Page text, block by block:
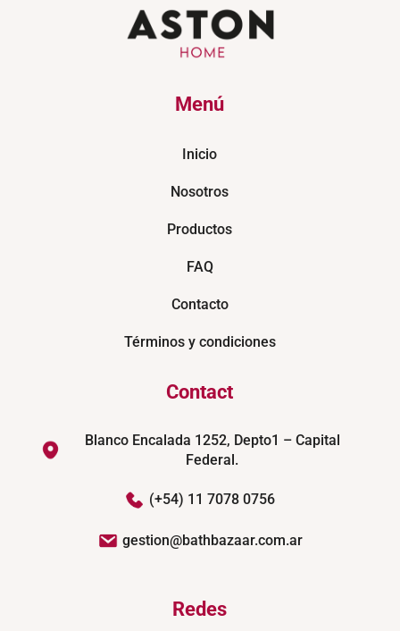
Menú
Inicio
Nosotros
Productos
FAQ
Contacto
Términos y condiciones
Contact
Blanco Encalada 1252, Depto1 – Capital
Federal.
(+54) 11 7078 0756
gestion@bathbazaar.com.ar
Redes